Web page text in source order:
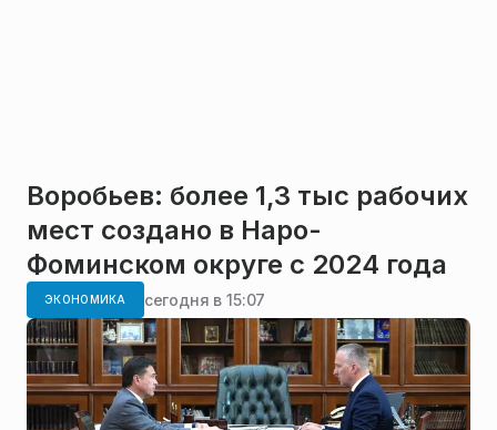
Воробьев: более 1,3 тыс рабочих
мест создано в Наро-
Фоминском округе с 2024 года
ЭКОНОМИКА сегодня в 15:07